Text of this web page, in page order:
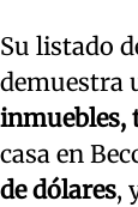
Su listado
demuestra
inmuebles,
casa en
de dólares,